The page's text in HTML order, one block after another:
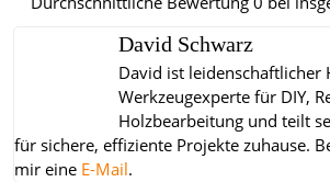
David Schwarz
David ist leidenschaftlicher
Werkzeugexperte für DIY,
Holzbearbeitung und teilt
für sichere, effiziente Projekte zuhause.
mir eine E-Mail.